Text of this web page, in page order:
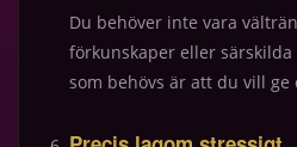
Du behöver inte vara
förkunskaper eller
som behövs är att du vill ge